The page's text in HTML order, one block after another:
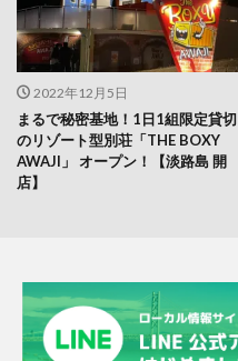
2022年12月5日
まるで秘密基地！1日1組限定貸切
のリゾート型別荘「THE BOXY
AWAJI」 オープン！【淡路島 開
店】